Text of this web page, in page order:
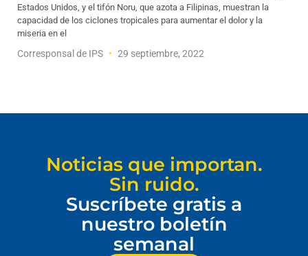
Estados Unidos, y el tifón Noru, que azota a Filipinas, muestran la
capacidad de los ciclones tropicales para aumentar el dolor y la
miseria en el
Corresponsal de IPS 29 septiembre, 2022
Noticias que importan.
Sin ruido.
Suscríbete gratis a
nuestro boletín
semanal